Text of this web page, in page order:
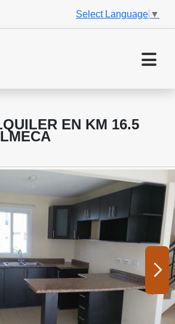
Select Language ▼
EN KM 16.5